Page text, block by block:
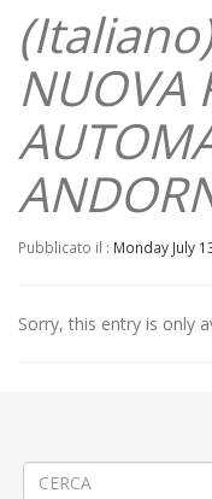
NUOVA
Pubblicato il : Monday July
Sorry, this entry is only